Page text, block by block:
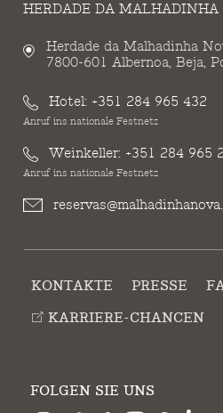
HERDADE DA MALHADINHA
Herdade da Malhadinha
7800-601 Albernoa, Beja,
Hotel: +351 284 965 432
Anruf ins nationale Festnetz
Weinkeller: +351 284 965
Anruf ins nationale Festnetz
KONTAKTE PRESSE
KARRIERE-CHANCEN
FOLGEN SIE UNS